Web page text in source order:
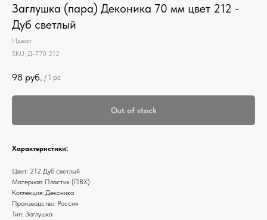
Заглушка (пара) Деконика 70 мм цвет 212 -
Дуб светлый
Идеал
SKU: Д-Т70 212
98 руб. / 1 pc
Out of stock
Характеристики:
Цвет: 212 Дуб светлый
Материал: Пластик (ПВХ)
Коллекция: Деконика
Производство: Россия
Тип: Заглушка